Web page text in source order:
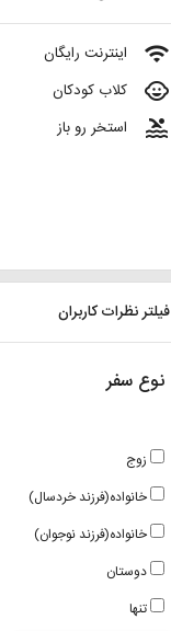
wifi اینترنت رایگان
child_care کلاب کودکان
pool استخر رو باز
فیلتر نظرات کاربران
نوع سفر
زوج
خانواده(فرزند خردسال)
خانواده(فرزند نوجوان)
دوستان
تنها